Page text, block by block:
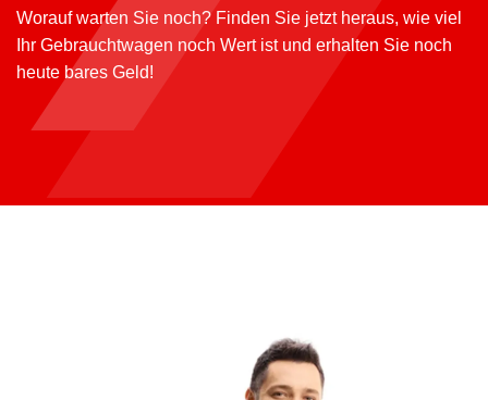
Worauf warten Sie noch? Finden Sie jetzt heraus, wie viel
Ihr Gebrauchtwagen noch Wert ist und erhalten Sie noch
heute bares Geld!